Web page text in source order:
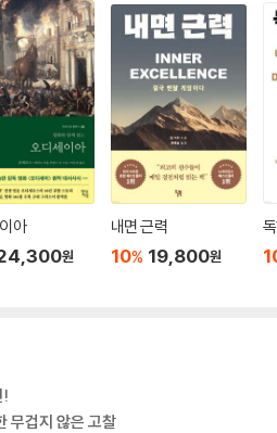
아
원
내면 근력
10% 19,800원
!
무겁지 않은 고찰